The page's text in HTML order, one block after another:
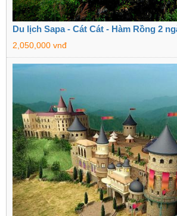
Du lịch Sapa - Cát Cát - Hàm Rồng 2
2,050,000 vnđ